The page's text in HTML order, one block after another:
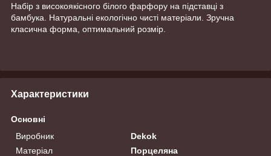
Набір з високоякісного білого фарфору на підставці з
бамбука. Натуральні екологічно чисті матеріали. Зручна
класична форма, оптимальний розмір.
Характеристики
Основні
Виробник
Dekok
Матеріал
Порцеляна